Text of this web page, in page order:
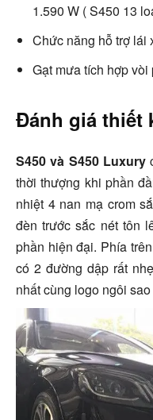
1.590 W ( S450 13
Chức năng hỗ trợ lái
Gạt mưa tích hợp
Đánh giá thiết
S450 và S450 Luxury
thời thượng khi phần
nhiệt 4 nan mạ crom
đèn trước sắc nét tôn
phần hiện đại. Phía
có 2 đường dập rất
nhất cùng logo ngôi